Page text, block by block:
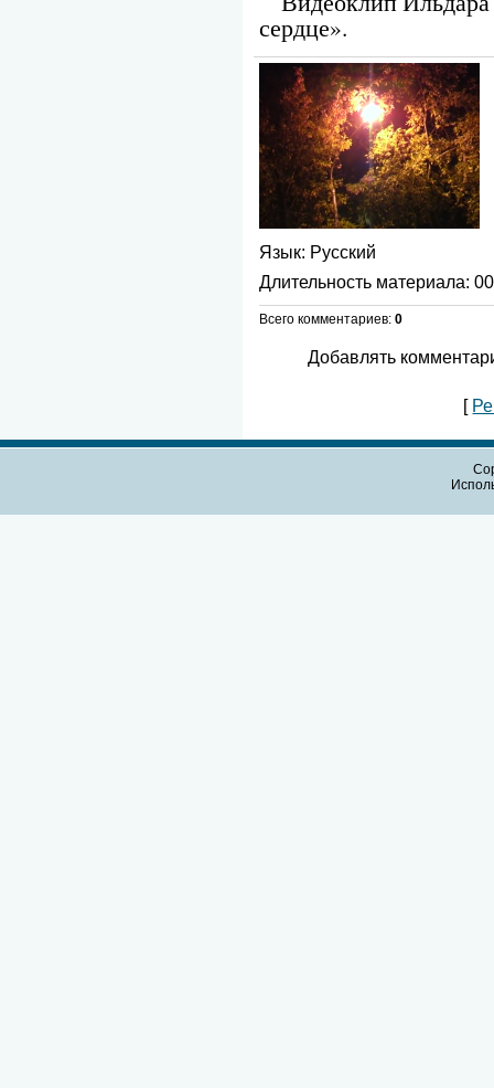
сердце».
Язык: Русский
Длительность материала:
Всего комментариев: 0
Добавлять
[